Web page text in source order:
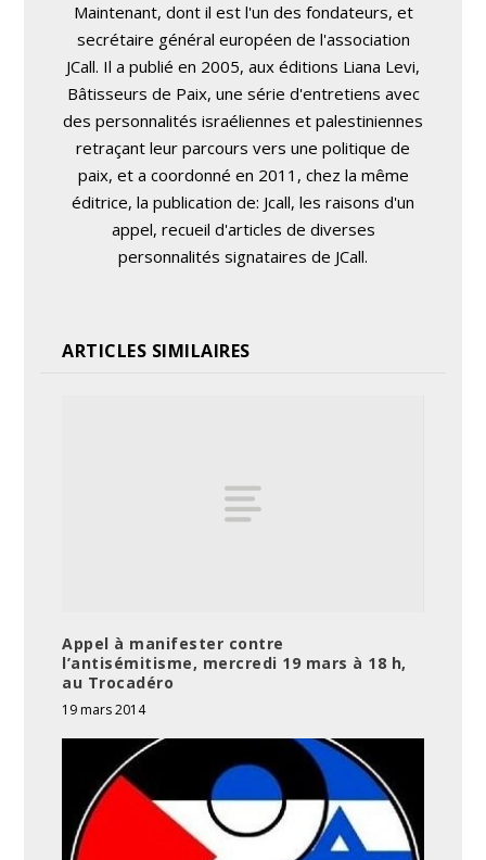
Maintenant, dont il est l'un des fondateurs, et
secrétaire général européen de l'association
JCall. Il a publié en 2005, aux éditions Liana Levi,
Bâtisseurs de Paix, une série d'entretiens avec
des personnalités israéliennes et palestiniennes
retraçant leur parcours vers une politique de
paix, et a coordonné en 2011, chez la même
éditrice, la publication de: Jcall, les raisons d'un
appel, recueil d'articles de diverses
personnalités signataires de JCall.
ARTICLES SIMILAIRES
Appel à manifester contre
l’antisémitisme, mercredi 19 mars à 18 h,
au Trocadéro
19 mars 2014